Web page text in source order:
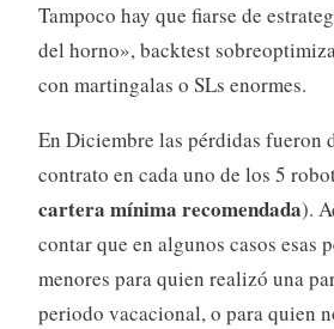
Tampoco hay que fiarse de
del horno», backtest
con martingalas o SLs enormes.
En Diciembre las pérdidas fueron
contrato en cada uno de los 5
cartera mínima recomendada).
contar que en algunos casos esas
menores para quien realizó una
periodo vacacional, o para quien